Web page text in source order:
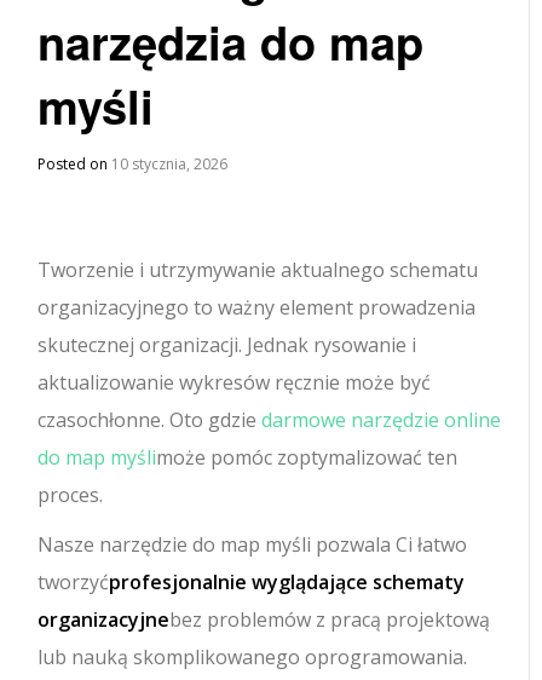
narzędzia do map
myśli
Posted on 10 stycznia, 2026
Tworzenie i utrzymywanie aktualnego schematu
organizacyjnego to ważny element prowadzenia
skutecznej organizacji. Jednak rysowanie i
aktualizowanie wykresów ręcznie może być
czasochłonne. Oto gdziedarmowe narzędzie online
do map myślimoże pomóc zoptymalizować ten
proces.
Nasze narzędzie do map myśli pozwala Ci łatwo
tworzyćprofesjonalnie wyglądające schematy
organizacyjnebez problemów z pracą projektową
lub nauką skomplikowanego oprogramowania.